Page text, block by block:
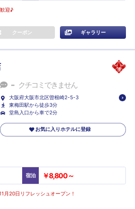
迎♪
クーポン ギャラリー
- クチコミできません
大阪府大阪市北区曽根崎2-5-3
東梅田駅から徒歩3分
堂島入口から車で2分
お気に入りホテルに登録
宿泊 ￥8,800～
月20日リフレッシュオープン！